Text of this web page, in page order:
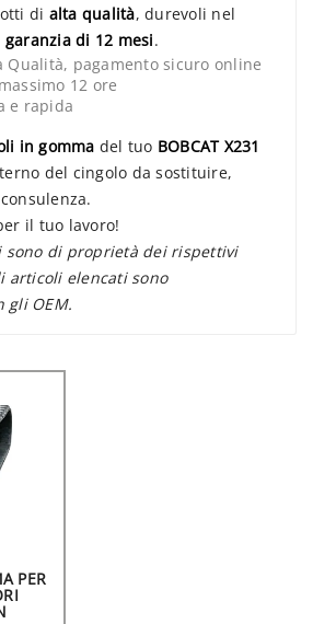
di alta qualità, durevoli nel
garanzia di 12 mesi.
Qualità, pagamento sicuro online
12 ore
e rapida
in gomma del tuo BOBCAT X231
del cingolo da sostituire,
il tuo lavoro!
sono di proprietà dei rispettivi
articoli elencati sono
gli OEM.
PER